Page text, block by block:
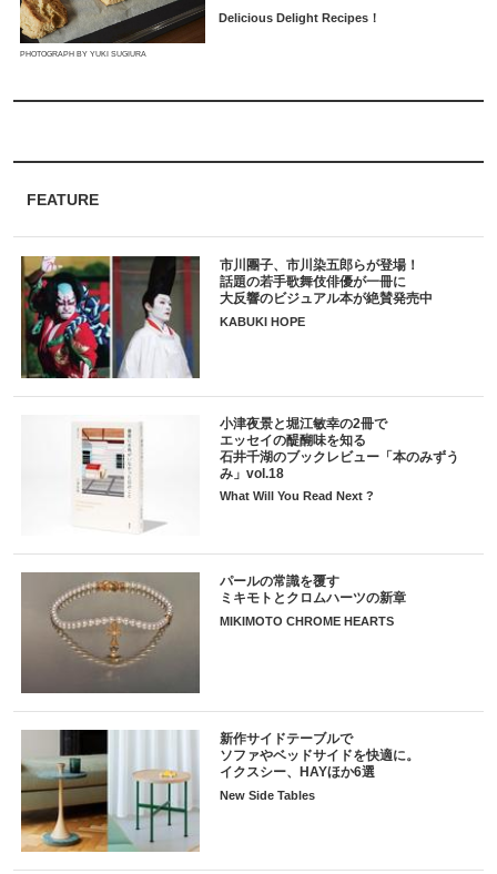
FEATURE
市川團子、市川染五郎らが登場！
話題の若手歌舞伎俳優が一冊に
大反響のビジュアル本が絶賛発売中
KABUKI HOPE
小津夜景と堀江敏幸の2冊で
エッセイの醍醐味を知る
石井千湖のブックレビュー「本のみずう
み」vol.18
What Will You Read Next ?
パールの常識を覆す
ミキモトとクロムハーツの新章
MIKIMOTO CHROME HEARTS
新作サイドテーブルで
ソファやベッドサイドを快適に。
イクスシー、HAYほか6選
New Side Tables
PHOTOGRAPH BY YUKI SUGIURA
Delicious Delight Recipes！